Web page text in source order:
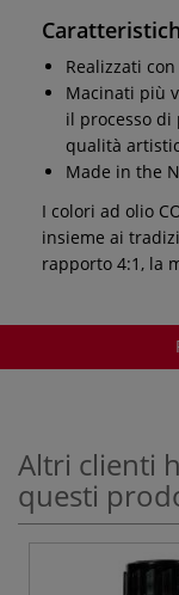
Realizzati
Macinati più
il processo
qualità
Made in the
I colori ad olio
insieme ai
rapporto 4:1, la
Altri clienti
questi